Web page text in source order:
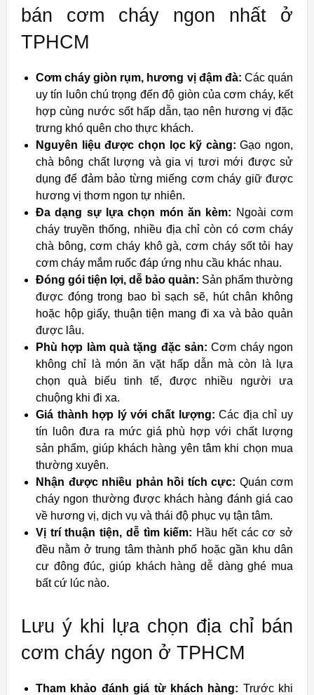
bán cơm cháy ngon nhất ở
TPHCM
Cơm cháy giòn rụm, hương vị đậm đà: Các quán
uy tín luôn chú trọng đến độ giòn của cơm cháy, kết
hợp cùng nước sốt hấp dẫn, tạo nên hương vị đặc
trưng khó quên cho thực khách.
Nguyên liệu được chọn lọc kỹ càng: Gạo ngon,
chà bông chất lượng và gia vị tươi mới được sử
dụng để đảm bảo từng miếng cơm cháy giữ được
hương vị thơm ngon tự nhiên.
Đa dạng sự lựa chọn món ăn kèm: Ngoài cơm
cháy truyền thống, nhiều địa chỉ còn có cơm cháy
chà bông, cơm cháy khô gà, cơm cháy sốt tỏi hay
cơm cháy mắm ruốc đáp ứng nhu cầu khác nhau.
Đóng gói tiện lợi, dễ bảo quản: Sản phẩm thường
được đóng trong bao bì sạch sẽ, hút chân không
hoặc hộp giấy, thuận tiện mang đi xa và bảo quản
được lâu.
Phù hợp làm quà tặng đặc sản: Cơm cháy ngon
không chỉ là món ăn vặt hấp dẫn mà còn là lựa
chọn quà biếu tinh tế, được nhiều người ưa
chuộng khi đi xa.
Giá thành hợp lý với chất lượng: Các địa chỉ uy
tín luôn đưa ra mức giá phù hợp với chất lượng
sản phẩm, giúp khách hàng yên tâm khi chọn mua
thường xuyên.
Nhận được nhiều phản hồi tích cực: Quán cơm
cháy ngon thường được khách hàng đánh giá cao
về hương vị, dịch vụ và thái độ phục vụ tận tâm.
Vị trí thuận tiện, dễ tìm kiếm: Hầu hết các cơ sở
đều nằm ở trung tâm thành phố hoặc gần khu dân
cư đông đúc, giúp khách hàng dễ dàng ghé mua
bất cứ lúc nào.
Lưu ý khi lựa chọn địa chỉ bán
cơm cháy ngon ở TPHCM
Tham khảo đánh giá từ khách hàng: Trước khi